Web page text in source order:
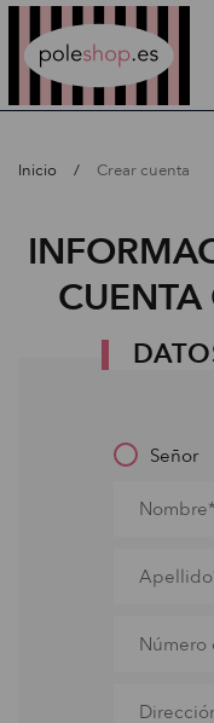
Inicio Crear cuenta
Señor